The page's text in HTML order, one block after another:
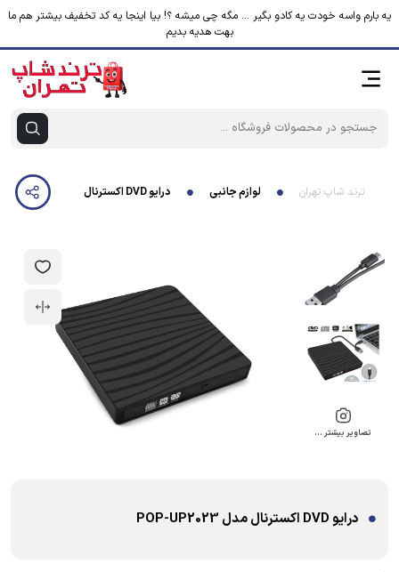
یه بارم واسه خودت یه کادو بگیر ... مگه چی میشه ؟! بیا اینجا یه کد تخفیف بیشتر هم ما
بهت هدیه بدیم
ترند شاپ تهران لوازم جانبی درایو DVD اکسترنال مدل POP-UP2023
تصاویر بیشتر …
درایو DVD اکسترنال مدل POP-UP2023